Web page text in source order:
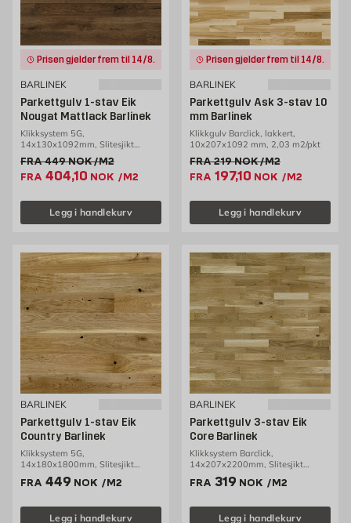
Prisen gjelder frem til 14/8.
BARLINEK
Parkettgulv 1-stav Eik
Nougat Mattlack Barlinek
Klikksystem 5G,
14x130x1092mm, Slitesjikt
2,5mm, 0,99m2/pakke
FRAGammel pris 449 NOK /m2
449NOK/M2
FRA Ekstrapris 404.1 NOK /m2
404,10 NOK /M2
Legg i handlekurv
Prisen gjelder frem til 14/8.
BARLINEK
Parkettgulv Ask 3-stav 10
mm Barlinek
Klikkgulv Barclick, lakkert,
10x207x1092 mm, 2,03 m2/pkt
FRAGammel pris 219 NOK /m2
219NOK/M2
FRA Ekstrapris 197.1 NOK
197,10 NOK /M2
Legg i handlekurv
BARLINEK
Parkettgulv 1-stav Eik
Country Barlinek
Klikksystem 5G,
14x180x1800mm, Slitesjikt
2,5mm, 2,26m2/pakke
FRA Pris 449 NOK /m2
449 NOK /M2
Legg i handlekurv
BARLINEK
Parkettgulv 3-stav Eik
Core Barlinek
Klikksystem Barclick,
14x207x2200mm, Slitesjikt
2,5mm, 3,18m2/pakke
FRA Pris 319 NOK /m2
319 NOK /M2
Legg i handlekurv